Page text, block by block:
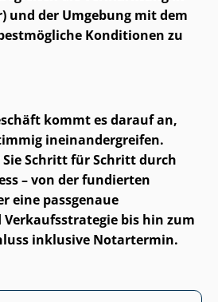
und der Umgebung mit dem
Konditionen zu
kommt es darauf an,
in­ein­an­der­grei­fen.
Schritt für Schritt durch
– von der fundierten
eine passgenaue
bis hin zum
inklusive Notartermin.